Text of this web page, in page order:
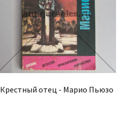
Крестный отец - Марио Пьюзо